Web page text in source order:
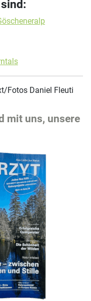
Fotos Daniel Fleuti
mit uns, unsere